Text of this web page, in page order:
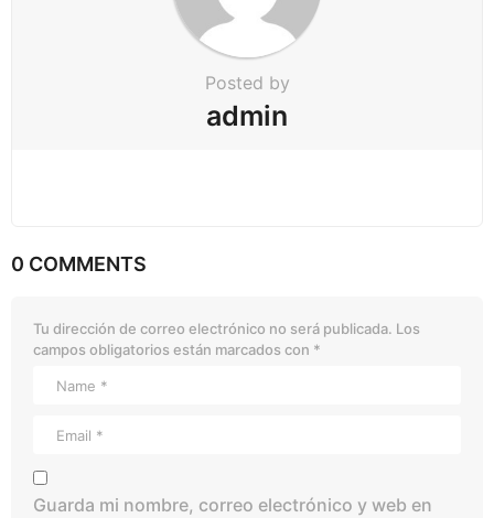
Posted by
admin
0 COMMENTS
Tu dirección de correo electrónico no será publicada. Los
campos obligatorios están marcados con *
Guarda mi nombre, correo electrónico y web en